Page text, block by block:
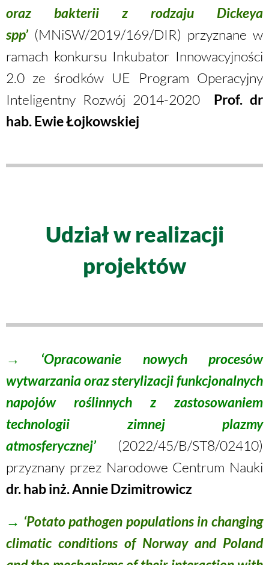
oraz bakterii z rodzaju Dickeya
spp’ (MNiSW/2019/169/DIR) przyznane w
ramach konkursu Inkubator Innowacyjności
2.0 ze środków UE Program Operacyjny
Inteligentny Rozwój 2014-2020
Prof. dr
hab. Ewie Łojkowskiej
Udział w realizacji
projektów
→ ‘Opracowanie nowych procesów
wytwarzania oraz sterylizacji funkcjonalnych
napojów roślinnych z zastosowaniem
technologii zimnej plazmy
atmosferycznej’
(2022/45/B/ST8/02410)
przyznany przez Narodowe Centrum Nauki
dr. hab inż.Annie Dzimitrowicz
→ ‘Potato pathogen populations in changing
climatic conditions of Norway and Poland